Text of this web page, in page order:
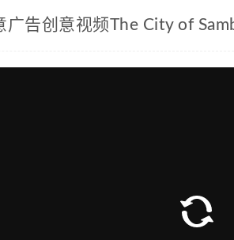
广告创意视频The City of